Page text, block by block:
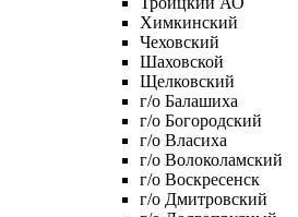
Химкинский
Чеховский
Шаховской
Щелковский
г/о Балашиха
г/о Богородский
г/о Власиха
г/о Волоколамский
г/о Воскресенск
г/о Дмитровский